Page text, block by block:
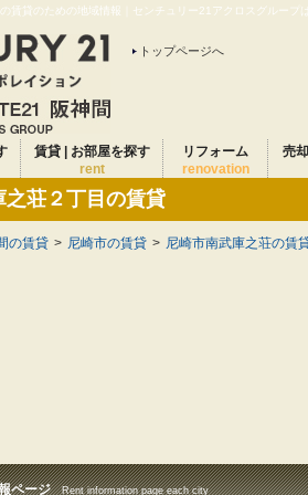
賃貸のための地域情報｜センチュリー21アクロスグループ
トップページへ
賃貸 | お部屋を探す
rent
リフォーム
renovation
売
之荘２丁目の賃貸
の賃貸 > 尼崎市の賃貸 > 尼崎市南武庫之荘の賃
ページ Rent information page each city